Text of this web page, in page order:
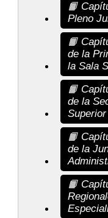
📙
Pleno
📙
de la
la Sala
📙
de la
Superior
📙
de la
📙